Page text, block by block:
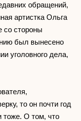
обращений,
артистка Ольга
со стороны
был вынесено
уголовного дела,
то он почти год
тоже. О том, что